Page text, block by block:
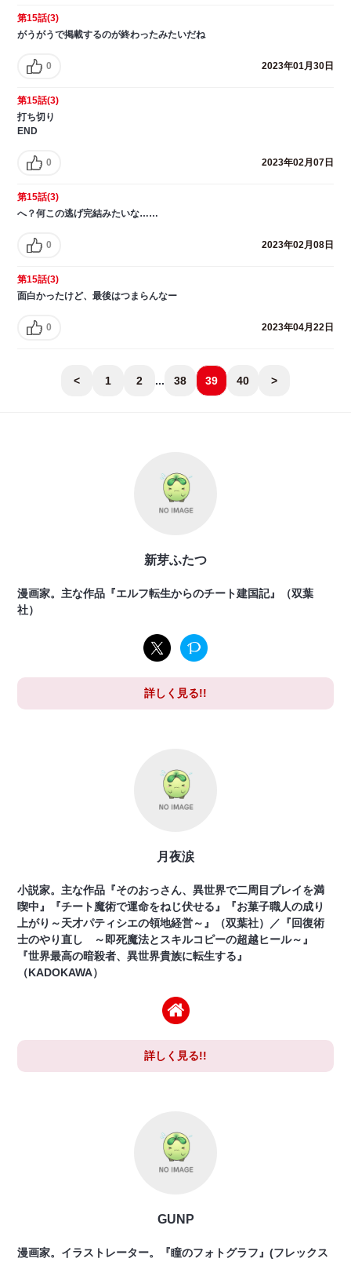
第15話(3)
がうがうで掲載するのが終わったみたいだね
0 2023年01月30日
第15話(3)
打ち切り
END
0 2023年02月07日
第15話(3)
へ？何この逃げ完結みたいな……
0 2023年02月08日
第15話(3)
面白かったけど、最後はつまらんなー
0 2023年04月22日
< 1 2 ... 38 39 40 >
新芽ふたつ
漫画家。主な作品『エルフ転生からのチート建国記』（双葉
社）
詳しく見る!!
月夜涙
小説家。主な作品『そのおっさん、異世界で二周目プレイを満
喫中』『チート魔術で運命をねじ伏せる』『お菓子職人の成り
上がり～天才パティシエの領地経営～』（双葉社）／『回復術
士のやり直し ～即死魔法とスキルコピーの超越ヒール～』
『世界最高の暗殺者、異世界貴族に転生する』
（KADOKAWA）
詳しく見る!!
GUNP
漫画家。イラストレーター。『瞳のフォトグラフ』(フレックス